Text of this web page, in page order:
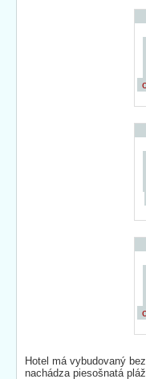
Hotel má vybudovaný
nachádza piesošnatá